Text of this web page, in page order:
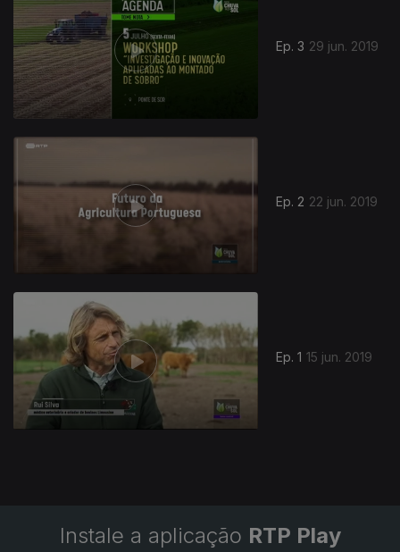
Ep. 3 29 jun. 2019
Ep. 2 22 jun. 2019
Ep. 1 15 jun. 2019
Instale a aplicação RTP Play